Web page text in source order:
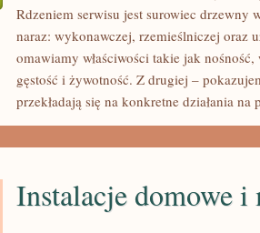
DREWNIANE
Rdzeniem serwisu jest surowiec drzewny
naraz: wykonawczej, rzemieślniczej oraz
omawiamy właściwości takie jak
gęstość i żywotność. Z drugiej –
przekładają się na konkretne działania na
Instalacje domowe i